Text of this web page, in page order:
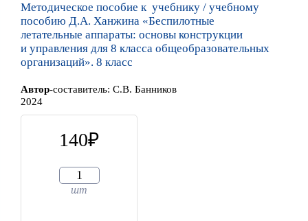
Методическое пособие к учебнику / учебному
пособию Д.А. Ханжина «Беспилотные
летательные аппараты: основы конструкции
и управления для 8 класса общеобразовательных
организаций». 8 класс
Автор-составитель: С.В. Банников
2024
140
шт